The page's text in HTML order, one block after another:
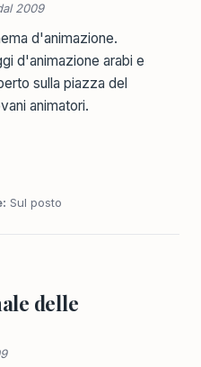
2009
d'animazione.
d'animazione arabi e
sulla piazza del
animatori.
Sul posto
delle